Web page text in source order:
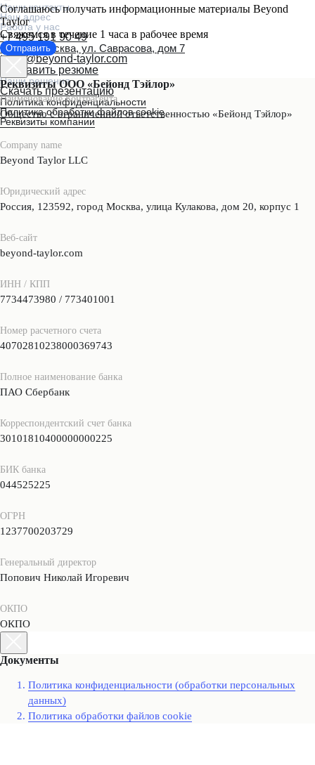
Наши контакты
Наш адрес
Работа у нас
+7 495 191 90 49
125080, Москва, ул. Саврасова, дом 7
team@beyond-taylor.com
Отправить резюме
Наши решения
Скачать презентацию
Политика конфиденциальности
Политика обработки файлов cookie
Реквизиты компании
Соглашаюсь получать информационные материалы Beyond
Taylor
Свяжемся в течение 1 часа в рабочее время
Отправить
Реквизиты ООО «Бейонд Тэйлор»
Наименование Контрагента
Общество с ограниченной ответственностью «Бейонд Тэйлор»
Company name
Beyond Taylor LLC
Юридический адрес
Россия, 123592, город Москва, улица Кулакова, дом 20, корпус 1
Веб-сайт
beyond-taylor.com
ИНН / КПП
7734473980 / 773401001
Номер расчетного счета
40702810238000369743
Полное наименование банка
ПАО Сбербанк
Корреспондентский счет банка
30101810400000000225
БИК банка
044525225
ОГРН
1237700203729
Генеральный директор
Попович Николай Игоревич
ОКПО
ОКПО
Документы
Политика конфиденциальности (обработки персональных
данных)
Политика обработки файлов cookie